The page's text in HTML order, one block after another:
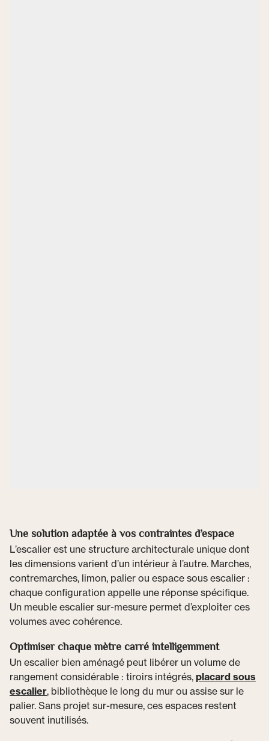
Une solution adaptée à vos contraintes d’espace
L’escalier est une structure architecturale unique dont
les dimensions varient d’un intérieur à l’autre. Marches,
contremarches, limon, palier ou espace sous escalier :
chaque configuration appelle une réponse spécifique.
Un meuble escalier sur-mesure permet d’exploiter ces
volumes avec cohérence.
Optimiser chaque mètre carré intelligemment
Un escalier bien aménagé peut libérer un volume de
rangement considérable : tiroirs intégrés, placard sous
escalier, bibliothèque le long du mur ou assise sur le
palier. Sans projet sur-mesure, ces espaces restent
souvent inutilisés.